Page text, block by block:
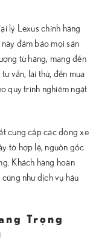
lý Lexus chính hãng
đảm bảo mọi sản
từ hãng, mang đến
vấn, lái thử, đến mua
quy trình nghiêm ngặt
cung cấp các dòng xe
tờ hợp lệ, nguồn gốc
Khách hàng hoàn
như dịch vụ hậu
Trọng